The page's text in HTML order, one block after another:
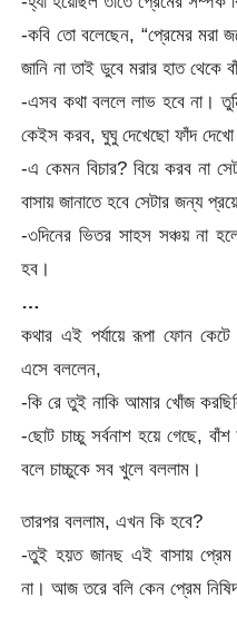
-কবি তো বলেছেন, “প্রেমের মরা
জানি না তাই ডুবে মরার হাত থেকে
-এসব কথা বললে লাভ হবে না।
কেইস করব, ঘুঘু দেখেছো ফাঁদ দেখো
-এ কেমন বিচার? বিয়ে করব না
বাসায় জানাতে হবে সেটার জন্য
-৩দিনের ভিতর সাহস সঞ্চয় না
হব।
…
কথার এই পর্যায়ে রূপা ফোন
এসে বললেন,
-কি রে তুই নাকি আমার খোঁজ
-ছোট চাচ্চু সর্বনাশ হয়ে গেছে,
বলে চাচ্চুকে সব খুলে বললাম।
তারপর বললাম, এখন কি হবে?
-তুই হয়ত জানছ এই বাসায় প্রেম
না। আজ তরে বলি কেন প্রেম